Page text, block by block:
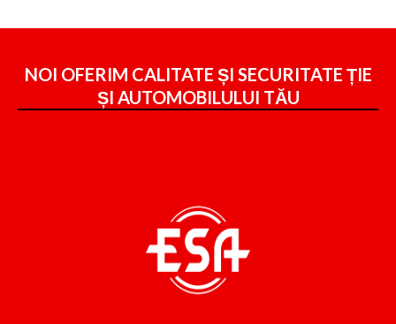
NOI OFERIM CALITATE ȘI SECURITATE ȚIE
ȘI AUTOMOBILULUI TĂU